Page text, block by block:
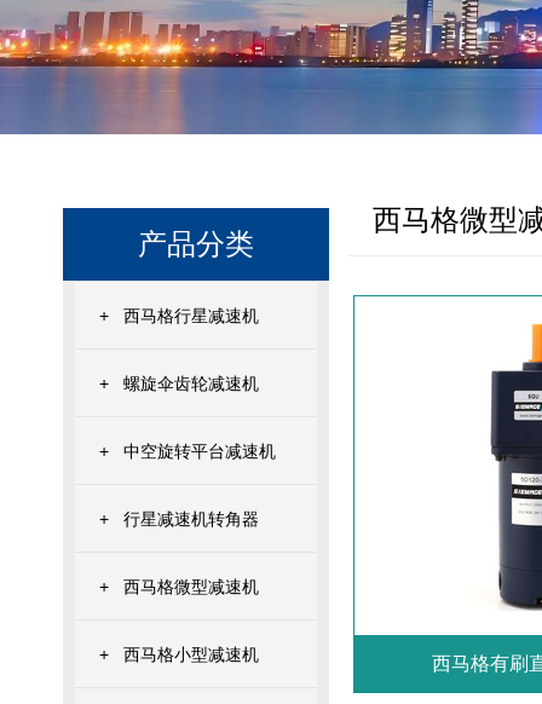
产品分类
+ 西马格行星减速机
+ 螺旋伞齿轮减速机
+ 中空旋转平台减速机
+ 行星减速机转角器
+ 西马格微型减速机
+ 西马格小型减速机
西马格微型
西马格有刷